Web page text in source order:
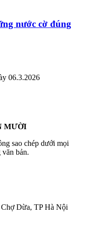
nước cờ đúng
06.3.2026
MƯỜI
sao chép dưới mọi
bản.
Dừa, TP Hà Nội